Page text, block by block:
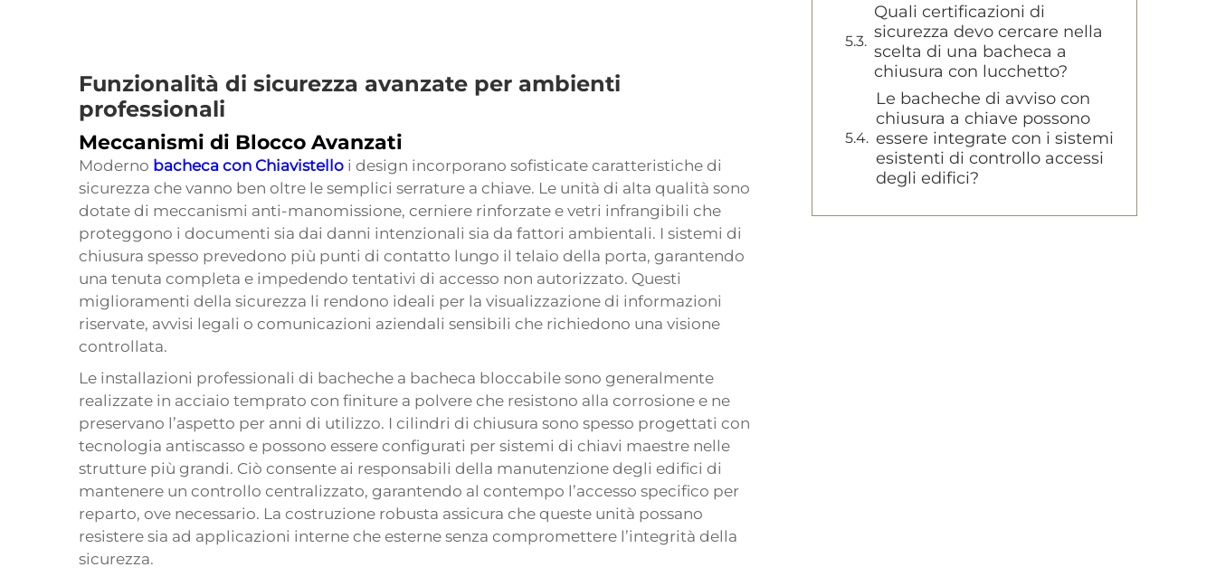
Funzionalità di sicurezza avanzate per ambienti
professionali
Meccanismi di Blocco Avanzati
Moderno bacheca con Chiavistello i design incorporano sofisticate caratteristiche di
sicurezza che vanno ben oltre le semplici serrature a chiave. Le unità di alta qualità sono
dotate di meccanismi anti-manomissione, cerniere rinforzate e vetri infrangibili che
proteggono i documenti sia dai danni intenzionali sia da fattori ambientali. I sistemi di
chiusura spesso prevedono più punti di contatto lungo il telaio della porta, garantendo
una tenuta completa e impedendo tentativi di accesso non autorizzato. Questi
miglioramenti della sicurezza li rendono ideali per la visualizzazione di informazioni
riservate, avvisi legali o comunicazioni aziendali sensibili che richiedono una visione
controllata.
Le installazioni professionali di bacheche a bacheca bloccabile sono generalmente
realizzate in acciaio temprato con finiture a polvere che resistono alla corrosione e ne
preservano l’aspetto per anni di utilizzo. I cilindri di chiusura sono spesso progettati con
tecnologia antiscasso e possono essere configurati per sistemi di chiavi maestre nelle
strutture più grandi. Ciò consente ai responsabili della manutenzione degli edifici di
mantenere un controllo centralizzato, garantendo al contempo l’accesso specifico per
reparto, ove necessario. La costruzione robusta assicura che queste unità possano
resistere sia ad applicazioni interne che esterne senza compromettere l’integrità della
sicurezza.
Quali certificazioni di
sicurezza devo cercare nella
scelta di una bacheca a
chiusura con lucchetto?
Le bacheche di avviso con
chiusura a chiave possono
essere integrate con i sistemi
esistenti di controllo accessi
degli edifici?